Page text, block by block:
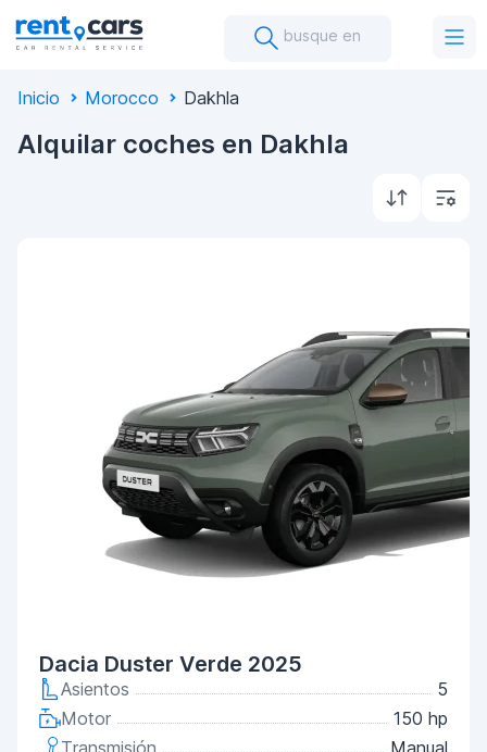
busque en
Inicio Morocco Dakhla
Alquilar coches en Dakhla
Dacia Duster Verde 2025
Asientos
5
Motor
150 hp
Transmisión
Manual